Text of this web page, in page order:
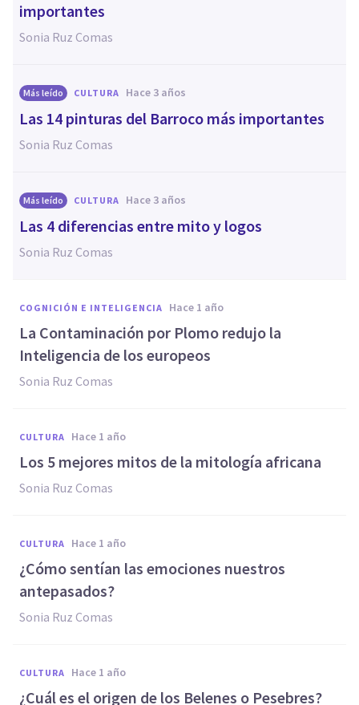
importantes
Sonia Ruz Comas
Más leído CULTURA hace 3 años
Las 14 pinturas del Barroco más importantes
Sonia Ruz Comas
Más leído CULTURA hace 3 años
Las 4 diferencias entre mito y logos
Sonia Ruz Comas
COGNICIÓN E INTELIGENCIA hace 1 año
La Contaminación por Plomo redujo la
Inteligencia de los europeos
Sonia Ruz Comas
CULTURA hace 1 año
Los 5 mejores mitos de la mitología africana
Sonia Ruz Comas
CULTURA hace 1 año
¿Cómo sentían las emociones nuestros
antepasados?
Sonia Ruz Comas
CULTURA hace 1 año
¿Cuál es el origen de los Belenes o Pesebres?